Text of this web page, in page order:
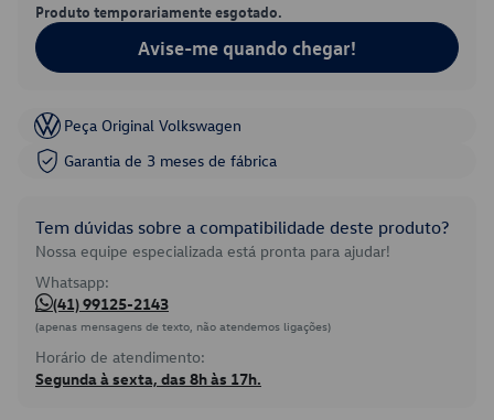
Produto temporariamente esgotado.
Avise-me quando chegar!
Peça Original Volkswagen
Garantia de 3 meses de fábrica
Tem dúvidas sobre a compatibilidade deste produto?
Nossa equipe especializada está pronta para ajudar!
Whatsapp:
(41) 99125-2143
(apenas mensagens de texto, não atendemos ligações)
Horário de atendimento:
Segunda à sexta, das 8h às 17h.